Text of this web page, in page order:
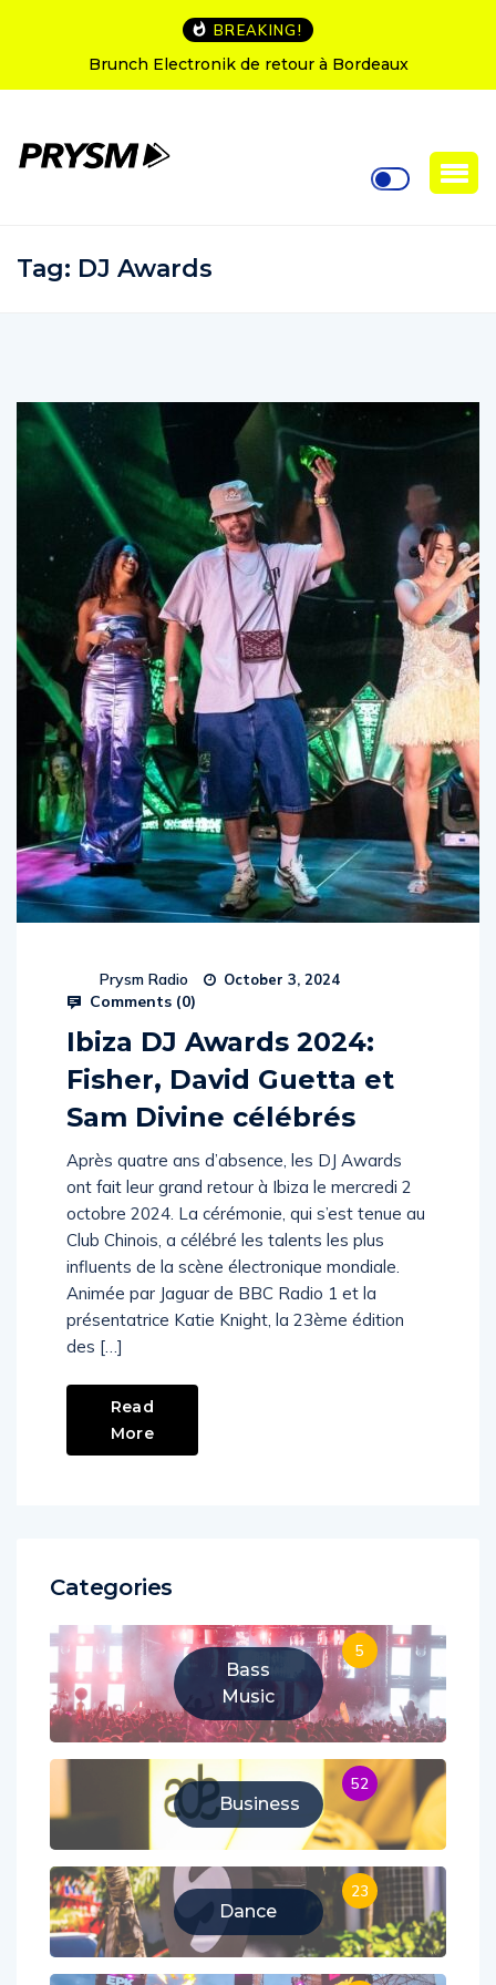
BREAKING!
Electronik de retour à Bordeaux
Tag: DJ Awards
Prysm Radio October 3, 2024
Comments (0)
Ibiza DJ Awards 2024:
Fisher, David Guetta et
Sam Divine célébrés
Après quatre ans d’absence, les DJ Awards
ont fait leur grand retour à Ibiza le mercredi 2
octobre 2024. La cérémonie, qui s’est tenue au
Club Chinois, a célébré les talents les plus
influents de la scène électronique mondiale.
Animée par Jaguar de BBC Radio 1 et la
présentatrice Katie Knight, la 23ème édition
des […]
Read
More
Categories
Bass
Music
5
Business
52
Dance
23